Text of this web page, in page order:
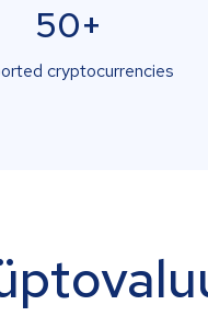
50+
cryptocurrencies